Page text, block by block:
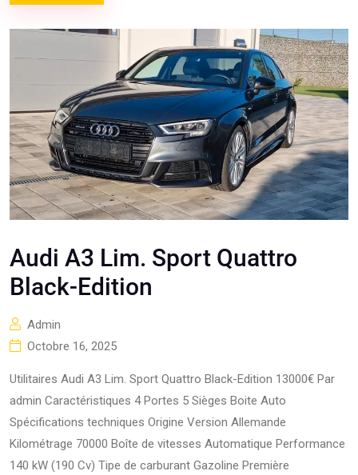
Audi A3 Lim. Sport Quattro
Black-Edition
Admin
Octobre 16, 2025
Utilitaires Audi A3 Lim. Sport Quattro Black-Edition 13000€ Par
admin Caractéristiques 4 Portes 5 Sièges Boite Auto
Spécifications techniques Origine Version Allemande
Kilométrage 70000 Boîte de vitesses Automatique Performance
140 kW (190 Cv) Tipe de carburant Gazoline Première